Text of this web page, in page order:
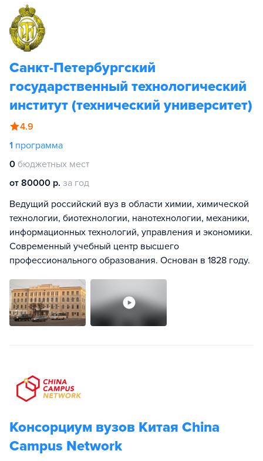
Санкт-Петербургский
государственный технологический
институт (технический университет)
4.9
1 программа
0 бюджетных мест
от 80000 р. за год
Ведущий российский вуз в области химии, химической
технологии, биотехнологии, нанотехнологии, механики,
информационных технологий, управления и экономики.
Современный учебный центр высшего
профессионального образования. Основан в 1828 году.
Консорциум вузов Китая China
Campus Network